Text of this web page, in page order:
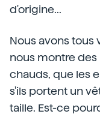
d'origine...
Nous avons tous
nous montre
chauds, que les
s'ils portent un
taille. Est-ce